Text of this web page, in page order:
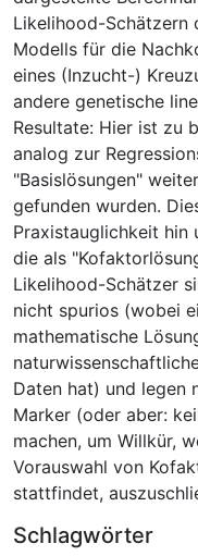
Likelihood-Schätzern
Modells für die
eines (Inzucht-)
andere genetische
Resultate: Hier ist zu
analog zur
"Basislösungen"
gefunden wurden.
Praxistauglichkeit hin
die als
Likelihood-Schätzer
nicht spurios (wobei
mathematische
Daten hat) und legen
Marker (oder aber:
machen, um Willkür,
Vorauswahl von
stattfindet,
Schlagwörter